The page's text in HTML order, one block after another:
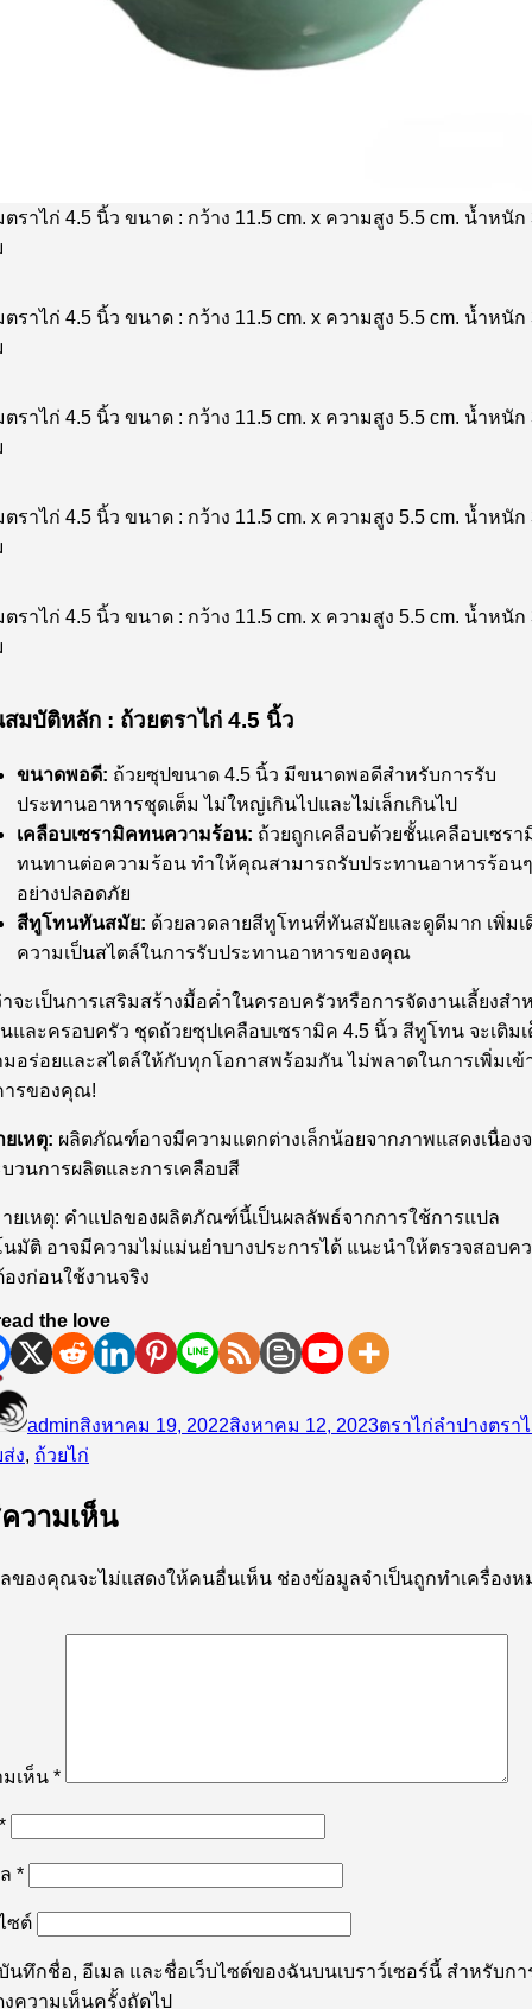
ราไก่ 4.5 นิ้ว ขนาด : กว้าง 11.5 cm. x ความสูง 5.5 cm. น้ำหนัก
ราไก่ 4.5 นิ้ว ขนาด : กว้าง 11.5 cm. x ความสูง 5.5 cm. น้ำหนัก
ราไก่ 4.5 นิ้ว ขนาด : กว้าง 11.5 cm. x ความสูง 5.5 cm. น้ำหนัก
ราไก่ 4.5 นิ้ว ขนาด : กว้าง 11.5 cm. x ความสูง 5.5 cm. น้ำหนัก
ราไก่ 4.5 นิ้ว ขนาด : กว้าง 11.5 cm. x ความสูง 5.5 cm. น้ำหนัก
มบัติหลัก : ถ้วยตราไก่ 4.5 นิ้ว
ขนาดพอดี: ถ้วยซุปขนาด 4.5 นิ้ว มีขนาดพอดีสำหรับการรับ
ประทานอาหารชุดเต็ม ไม่ใหญ่เกินไปและไม่เล็กเกินไป
เคลือบเซรามิคทนความร้อน: ถ้วยถูกเคลือบด้วยชั้นเคลือบเซร
ทนทานต่อความร้อน ทำให้คุณสามารถรับประทานอาหารร้อน
อย่างปลอดภัย
สีทูโทนทันสมัย: ด้วยลวดลายสีทูโทนที่ทันสมัยและดูดีมาก เพิ่มเ
ความเป็นสไตล์ในการรับประทานอาหารของคุณ
จะเป็นการเสริมสร้างมื้อค่ำในครอบครัวหรือการจัดงานเลี้ยงสำ
และครอบครัว ชุดถ้วยซุปเคลือบเซรามิค 4.5 นิ้ว สีทูโทน จะเติม
อร่อยและสไตล์ให้กับทุกโอกาสพร้อมกัน ไม่พลาดในการเพิ่มเข้
ารของคุณ!
เหตุ: ผลิตภัณฑ์อาจมีความแตกต่างเล็กน้อยจากภาพแสดงเนื่อง
วนการผลิตและการเคลือบสี
ยเหตุ: คำแปลของผลิตภัณฑ์นี้เป็นผลลัพธ์จากการใช้การแปล
มัติ อาจมีความไม่แม่นยำบางประการได้ แนะนำให้ตรวจสอบค
งก่อนใช้งานจริง
the love
เขียน
adminเมื่อ
สิงหาคม 19, 2022สิงหาคม 12, 2023หมู่
ตราไก่ลำปางกำกับ
ตรา
ง, ถ้วยไก่
วามเห็น
ลของคุณจะไม่แสดงให้คนอื่นเห็น ช่องข้อมูลจำเป็นถูกทำเครื่องห
เห็น *
*
*
ซต์
นทึกชื่อ, อีเมล และชื่อเว็บไซต์ของฉันบนเบราว์เซอร์นี้ สำหรับกา
ความเห็นครั้งถัดไป